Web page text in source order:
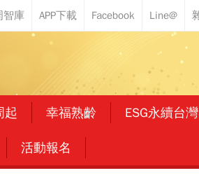
起 幸福熟齡 ESG永續台灣
活動報名